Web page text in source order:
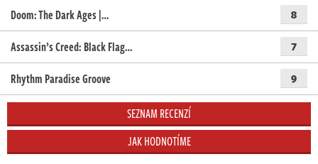
Doom: The Dark Ages |… 8
Assassin’s Creed: Black Flag… 7
Rhythm Paradise Groove 9
SEZNAM RECENZÍ
JAK HODNOTÍME